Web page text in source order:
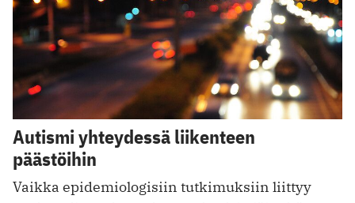
Autismi yhteydessä liikenteen
päästöihin
Vaikka epidemiologisiin tutkimuksiin liittyy